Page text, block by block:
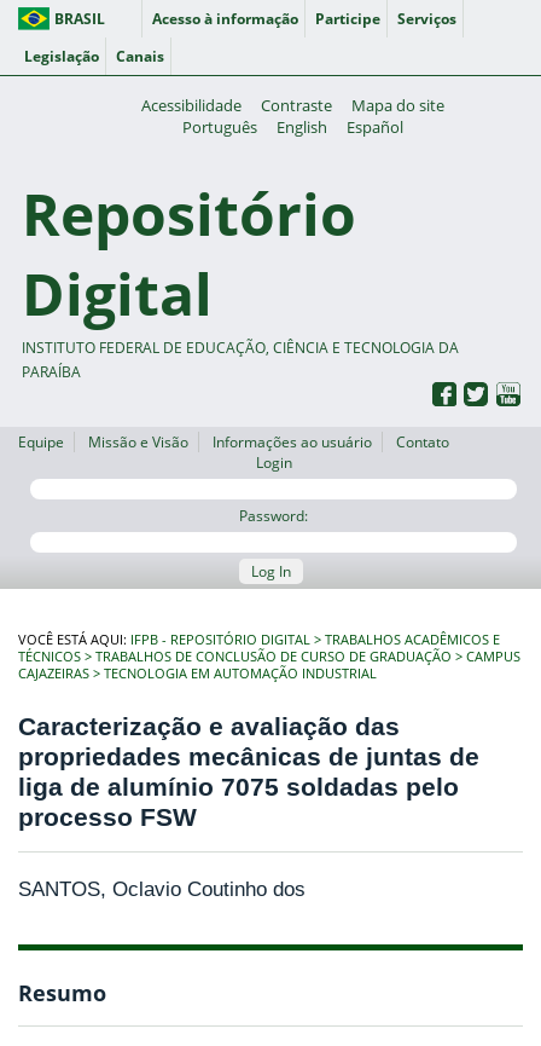
BRASIL Acesso à informação Participe
Serviços
Legislação
Canais
Acessibilidade Contraste
Mapa do site
Português
English Español
Repositório
Digital
INSTITUTO FEDERAL DE EDUCAÇÃO, CIÊNCIA E TECNOLOGIA DA
PARAÍBA
Equipe Missão e Visão Informações ao usuário
Contato
Login
Password:
Log In
VOCÊ ESTÁ AQUI: IFPB - REPOSITÓRIO DIGITAL
TRABALHOS ACADÊMICOS E
TÉCNICOS
TRABALHOS DE CONCLUSÃO DE CURSO DE GRADUAÇÃO
CAMPUS
CAJAZEIRAS
TECNOLOGIA EM AUTOMAÇÃO INDUSTRIAL
Caracterização e avaliação das
propriedades mecânicas de juntas de
liga de alumínio 7075 soldadas pelo
processo FSW
SANTOS, Oclavio Coutinho dos
Resumo